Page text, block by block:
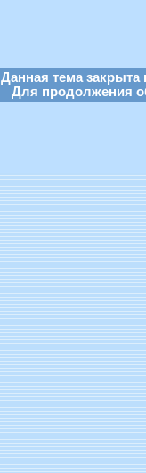
Данная тема закрыта
Для продолжения